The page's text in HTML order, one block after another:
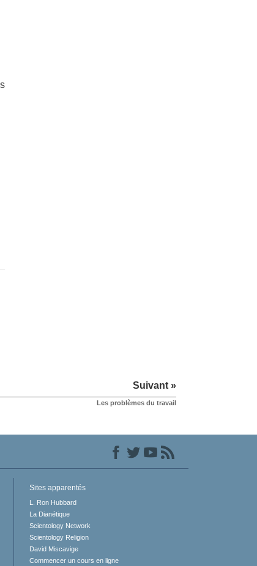
Suivant »
Les problèmes du travail
Sites apparentés
L. Ron Hubbard
La Dianétique
Scientology Network
Scientology Religion
David Miscavige
Commencer un cours en ligne